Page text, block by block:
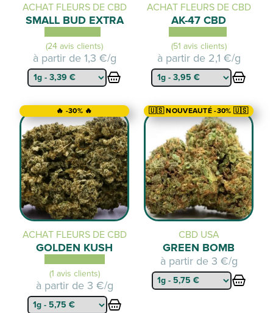
ACHAT FLEURS DE CBD
SMALL BUD EXTRA
(24 avis clients)
à partir de 1,3 €/g
ACHAT FLEURS DE CBD
AK-47 CBD
(51 avis clients)
à partir de 2,1 €/g
🔥 -30% 🔥
ACHAT FLEURS DE CBD
GOLDEN KUSH
(1 avis clients)
à partir de 3 €/g
🇺🇸 NOUVEAUTÉ -30% 🇺🇸
CBD USA
GREEN BOMB
à partir de 3 €/g